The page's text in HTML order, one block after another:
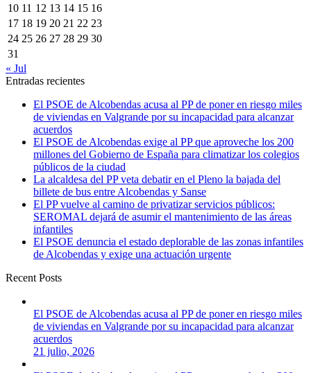
10 11 12 13 14 15 16
17 18 19 20 21 22 23
24 25 26 27 28 29 30
31
« Jul
Entradas recientes
El PSOE de Alcobendas acusa al PP de poner en riesgo miles
de viviendas en Valgrande por su incapacidad para alcanzar
acuerdos
El PSOE de Alcobendas exige al PP que aproveche los 200
millones del Gobierno de España para climatizar los colegios
públicos de la ciudad
La alcaldesa del PP veta debatir en el Pleno la bajada del
billete de bus entre Alcobendas y Sanse
El PP vuelve al camino de privatizar servicios públicos:
SEROMAL dejará de asumir el mantenimiento de las áreas
infantiles
El PSOE denuncia el estado deplorable de las zonas infantiles
de Alcobendas y exige una actuación urgente
Recent Posts
El PSOE de Alcobendas acusa al PP de poner en riesgo miles
de viviendas en Valgrande por su incapacidad para alcanzar
acuerdos
21 julio, 2026